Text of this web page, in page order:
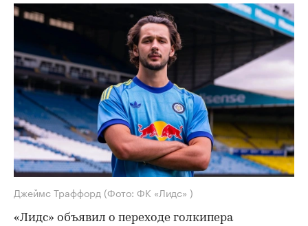
Джеймс Траффорд (Фото: ФК «Лидс» )
«Лидс» объявил о переходе голкипера